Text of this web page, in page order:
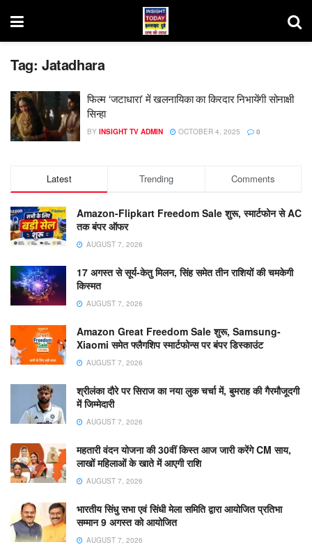
Tag: Jatadhara
फिल्म ‘जटाधारा’ में खलनायिका का किरदार निभायेंगी सोनाक्षी
सिन्हा
BY INSIGHT TV ADMIN OCTOBER 4, 2025 0
Latest Trending Comments
Amazon-Flipkart Freedom Sale शुरू, स्मार्टफोन से AC
तक बंपर ऑफर
AUGUST 7, 2026
17 अगस्त से सूर्य-केतु मिलन, सिंह समेत तीन राशियों की चमकेगी
किस्मत
AUGUST 7, 2026
Amazon Great Freedom Sale शुरू, Samsung-
Xiaomi समेत फ्लैगशिप स्मार्टफोन्स पर बंपर डिस्काउंट
AUGUST 7, 2026
श्रीलंका दौरे पर सिराज का नया लुक चर्चा में, बुमराह की गैरमौजूदगी
में जिम्मेदारी
AUGUST 7, 2026
महतारी वंदन योजना की 30वीं किस्त आज जारी करेंगे CM साय,
लाखों महिलाओं के खाते में आएगी राशि
AUGUST 7, 2026
भारतीय सिंधु सभा एवं सिंधी मेला समिति द्वारा आयोजित प्रतिभा
सम्मान 9 अगस्त को आयोजित
AUGUST 7, 2026